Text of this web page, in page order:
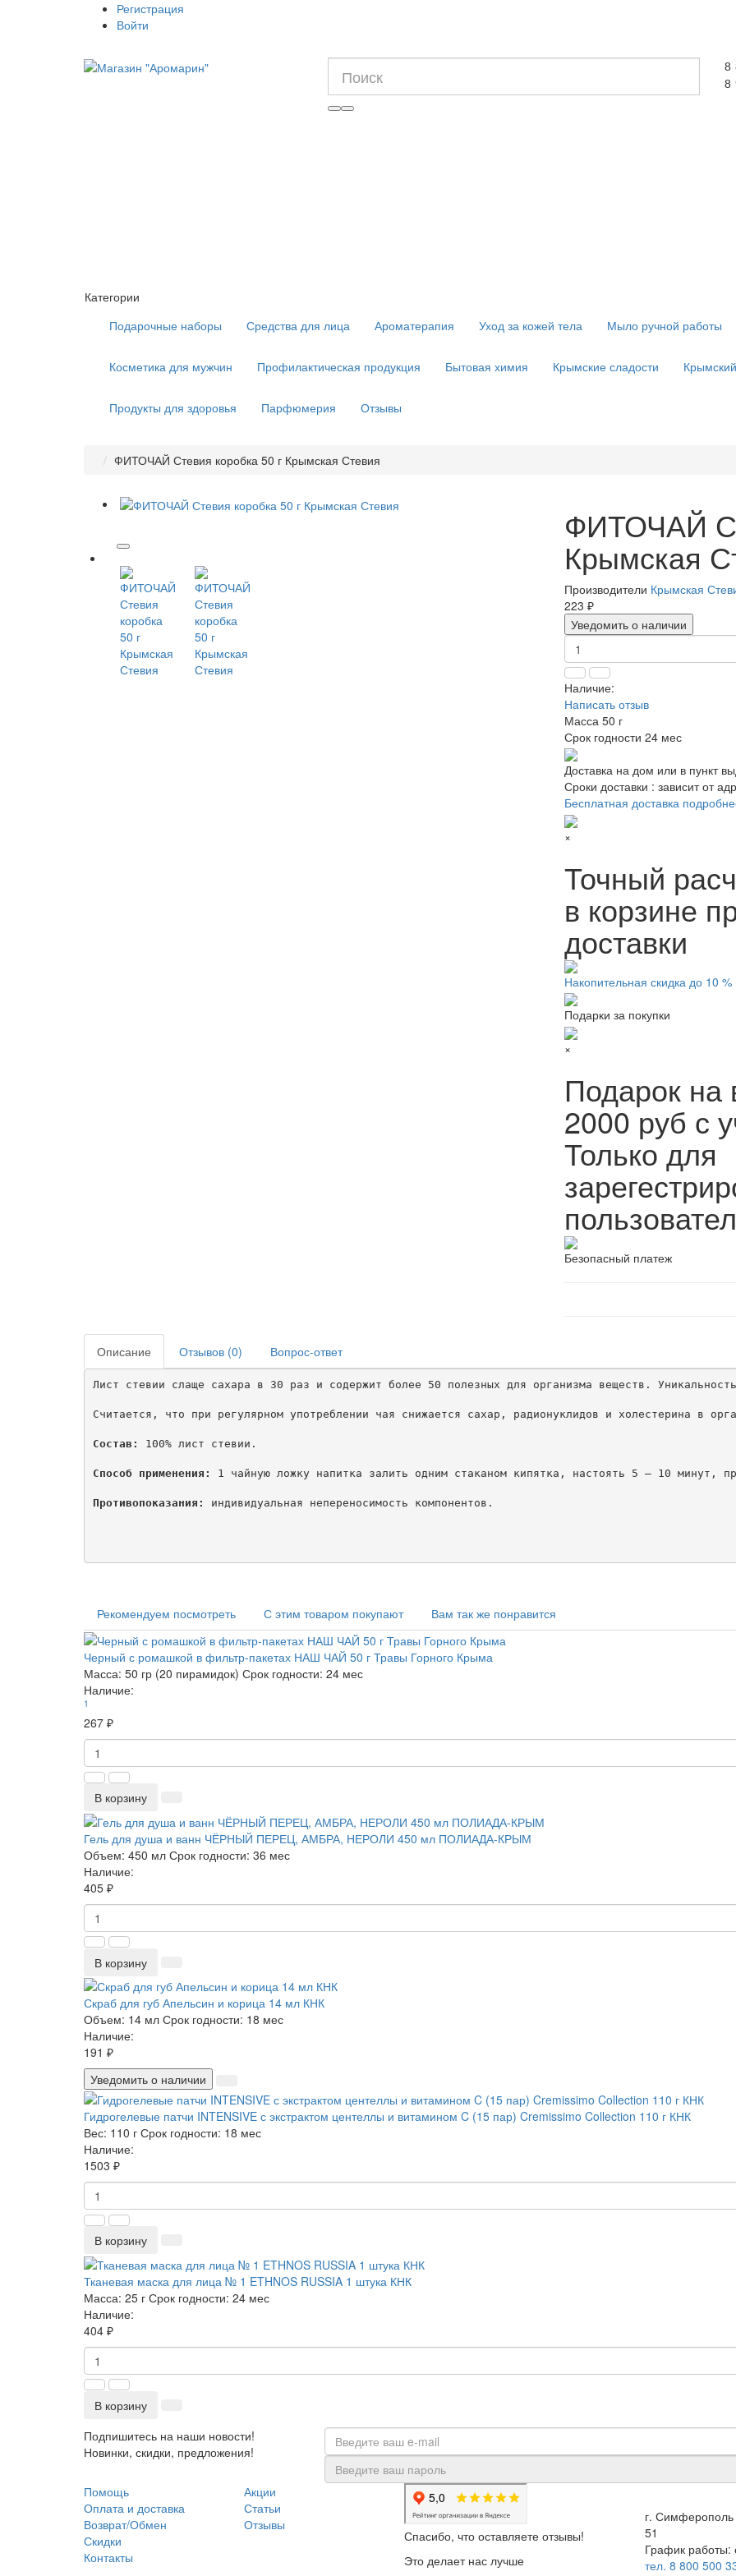
Регистрация
Войти
8
8
Категории
Подарочные наборы
Средства для лица Ароматерапия Уход за кожей тела Мыло ручной работы
Косметика для мужчин Профилактическая продукция Бытовая химия Крымские сладости
Продукты для здоровья Парфюмерия Отзывы
ФИТОЧАЙ Стевия коробка 50 г Крымская Стевия
ФИТОЧАЙ
Крымская
Производители Крымская
223 ₽
Уведомить о наличии
Наличие:
Написать отзыв
Масса 50 г
Срок годности 24 мес
Доставка на дом или в пункт
Сроки доставки : зависит от
Бесплатная доставка
×
Точный
в корзине
доставки
Накопительная скидка до 10 %
Подарки за покупки
×
Подарок на
2000 руб с
Только для
Безопасный платеж
Описание Отзывов (0) Вопрос-ответ
Лист стевии слаще сахара в 30 раз и содержит более 50 полезных для организма веществ.
Считается, что при регулярном употреблении чая снижается сахар, радионуклидов и холестерина в
Состав: 100% лист стевии.
Способ применения: 1 чайную ложку напитка залить одним стаканом кипятка, настоять 5 – 10 минут,
Противопоказания: индивидуальная непереносимость компонентов.
Рекомендуем посмотреть С этим товаром покупают Вам так же понравится
Черный с ромашкой в фильтр-пакетах НАШ ЧАЙ 50 г Травы Горного Крыма
Масса: 50 гр (20 пирамидок) Срок годности: 24 мес
Наличие:
1
267 ₽
В корзину
Гель для душа и ванн ЧЁРНЫЙ ПЕРЕЦ, АМБРА, НЕРОЛИ 450 мл ПОЛИАДА-КРЫМ
Объем: 450 мл Срок годности: 36 мес
Наличие:
405 ₽
В корзину
Скраб для губ Апельсин и корица 14 мл КНК
Объем: 14 мл Срок годности: 18 мес
Наличие:
191 ₽
Уведомить о наличии
Гидрогелевые патчи INTENSIVE с экстрактом центеллы и витамином C (15 пар) Cremissimo Collection 110 г КНК
Вес: 110 г Срок годности: 18 мес
Наличие:
1503 ₽
В корзину
Тканевая маска для лица № 1 ETHNOS RUSSIA 1 штука КНК
Масса: 25 г Срок годности: 24 мес
Наличие:
404 ₽
В корзину
Подпишитесь на наши новости!
Новинки, скидки, предложения!
Помощь
Оплата и доставка
Возврат/Обмен
Скидки
Контакты
Акции
Статьи
Отзывы
Спасибо, что оставляете отзывы!
Это делает нас лучше
г.
51
График работы:
тел. 8 800 500